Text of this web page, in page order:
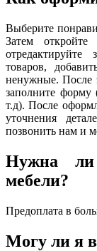
Выберите
Затем
товаров,
ненужные. После
заполните
т.д). После
уточнения
позвонить нам и
Нужна ли
мебели?
Предоплата в
Могу ли я